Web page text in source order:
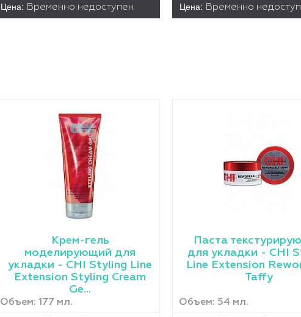
Цена: Временно недоступен Цена: Временно
Крем-гель
моделирующий для
укладки - CHI Styling Line
Extension Styling Cream
Ge...
Объем: 177 мл.
Паста
для укладки - CHI
Line Extension
Taffy
Объем: 54 мл.